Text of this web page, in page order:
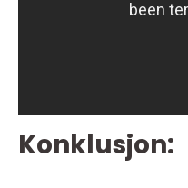
Konklusjon: